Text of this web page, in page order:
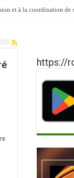
et à la coordination de
https://